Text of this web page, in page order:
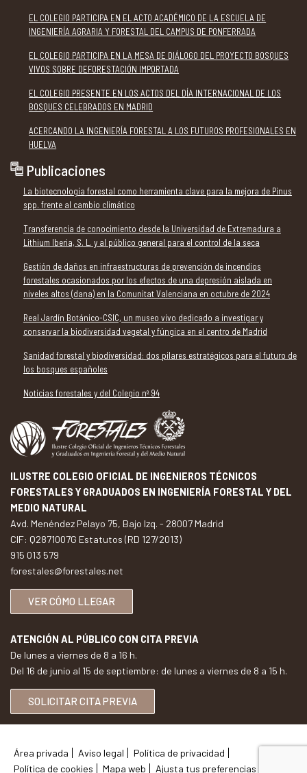
EL COLEGIO PARTICIPA EN EL ACTO ACADÉMICO DE LA ESCUELA DE
INGENIERÍA AGRARIA Y FORESTAL DEL CAMPUS DE PONFERRADA
EL COLEGIO PARTICIPA EN LA MESA DE DIÁLOGO DEL PROYECTO BOSQUES
VIVOS SOBRE DEFORESTACIÓN IMPORTADA
EL COLEGIO PRESENTE EN LOS ACTOS DEL DÍA INTERNACIONAL DE LOS
BOSQUES CELEBRADOS EN MADRID
ACERCANDO LA INGENIERÍA FORESTAL A LOS FUTUROS PROFESIONALES EN
HUELVA
Publicaciones
La biotecnología forestal como herramienta clave para la mejora de Pinus
spp. frente al cambio climático
Transferencia de conocimiento desde la Universidad de Extremadura a
Lithium Iberia, S. L. y al público general para el control de la seca
Gestión de daños en infraestructuras de prevención de incendios
forestales ocasionados por los efectos de una depresión aislada en
niveles altos (dana) en la Comunitat Valenciana en octubre de 2024
Real Jardín Botánico-CSIC, un museo vivo dedicado a investigar y
conservar la biodiversidad vegetal y fúngica en el centro de Madrid
Sanidad forestal y biodiversidad: dos pilares estratégicos para el futuro de
los bosques españoles
Noticias forestales y del Colegio nº 94
ILUSTRE COLEGIO OFICIAL DE INGENIEROS TÉCNICOS
FORESTALES Y GRADUADOS EN INGENIERÍA FORESTAL Y DEL
MEDIO NATURAL
Avd. Menéndez Pelayo 75, Bajo Izq. - 28007 Madrid
CIF: Q2871007G Estatutos (RD 127/2013)
915 013 579
forestales@forestales.net
VER CÓMO LLEGAR
ATENCIÓN AL PÚBLICO CON CITA PREVIA
De lunes a viernes de 8 a 16 h.
Del 16 de junio al 15 de septiembre: de lunes a viernes de 8 a 15 h.
SOLICITAR CITA PREVIA
Área privada Aviso legal
Política de privacidad
Política de cookies
Mapa web Ajusta tus preferencias